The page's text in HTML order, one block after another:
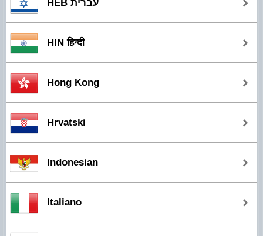
HEB עברית
HIN हिन्दी
Hong Kong
Hrvatski
Indonesian
Italiano